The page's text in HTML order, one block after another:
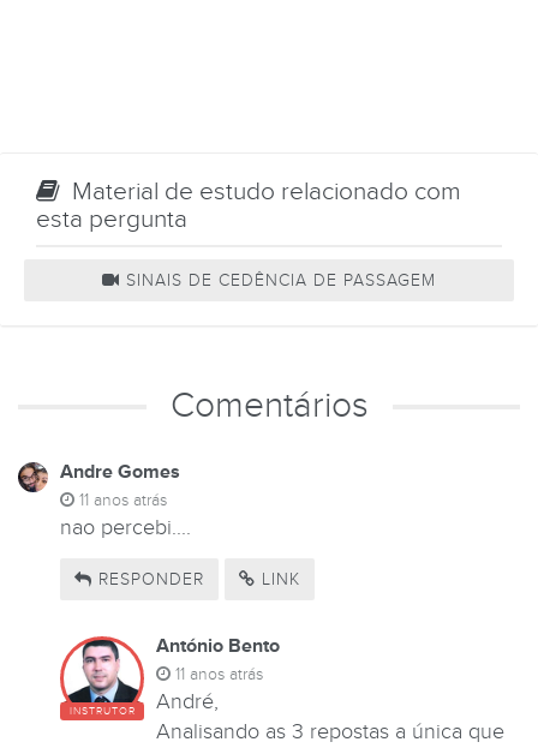
Material de estudo relacionado com
esta pergunta
SINAIS DE CEDÊNCIA DE PASSAGEM
Comentários
Andre Gomes
11 anos atrás
nao percebi....
RESPONDER LINK
INSTRUTOR
António Bento
11 anos atrás
André,
Analisando as 3 repostas a única que